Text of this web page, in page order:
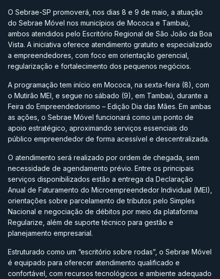
O Sebrae-SP promoverá, nos dias 8 e 9 de maio, a atuação
do Sebrae Móvel nos municípios de Mococa e Tambaú,
ambos atendidos pelo Escritório Regional de São João da Boa
Vista. A iniciativa oferece atendimento gratuito e especializado
a empreendedores, com foco em orientação gerencial,
regularização e fortalecimento dos pequenos negócios.
A programação tem início em Mococa, na sexta-feira (8), com
o Mutirão MEI, e segue no sábado (9), em Tambaú, durante a
Feira do Empreendedorismo – Edição Dia das Mães. Em ambas
as ações, o Sebrae Móvel funcionará como um ponto de
apoio estratégico, aproximando serviços essenciais do
público empreendedor de forma acessível e descentralizada.
O atendimento será realizado por ordem de chegada, sem
necessidade de agendamento prévio. Entre os principais
serviços disponibilizados estão a entrega da Declaração
Anual de Faturamento do Microempreendedor Individual (MEI),
orientações sobre parcelamento de tributos pelo Simples
Nacional e negociação de débitos por meio da plataforma
Regularize, além de suporte técnico para gestão e
planejamento empresarial.
Estruturado como um “escritório sobre rodas”, o Sebrae Móvel
é equipado para oferecer atendimento qualificado e
confortável, com recursos tecnológicos e ambiente adequado